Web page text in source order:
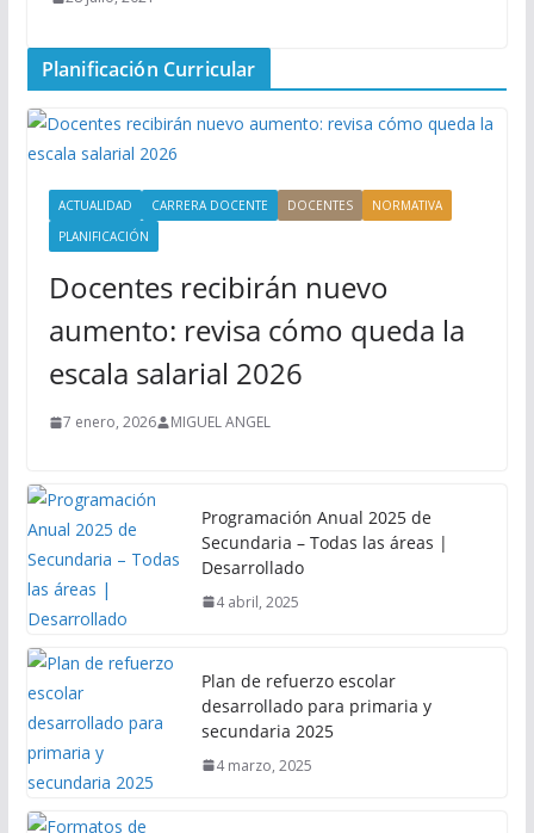
Planificación Curricular
ACTUALIDAD CARRERA DOCENTE DOCENTES
NORMATIVA
PLANIFICACIÓN
Docentes recibirán nuevo
aumento: revisa cómo queda la
escala salarial 2026
7 enero, 2026 MIGUEL ANGEL
Programación Anual 2025 de
Secundaria – Todas las áreas |
Desarrollado
4 abril, 2025
Plan de refuerzo escolar
desarrollado para primaria y
secundaria 2025
4 marzo, 2025